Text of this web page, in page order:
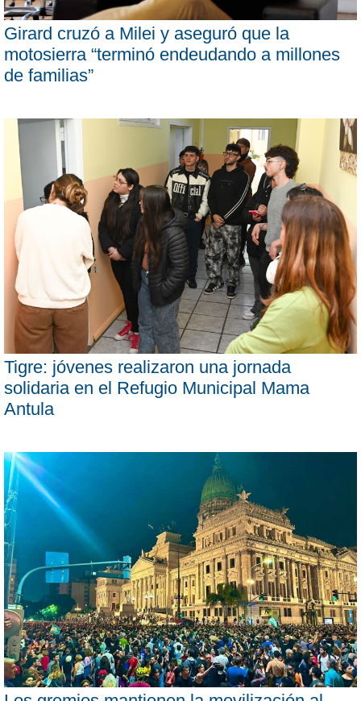
Girard cruzó a Milei y aseguró que la
motosierra “terminó endeudando a millones
de familias”
Tigre: jóvenes realizaron una jornada
solidaria en el Refugio Municipal Mama
Antula